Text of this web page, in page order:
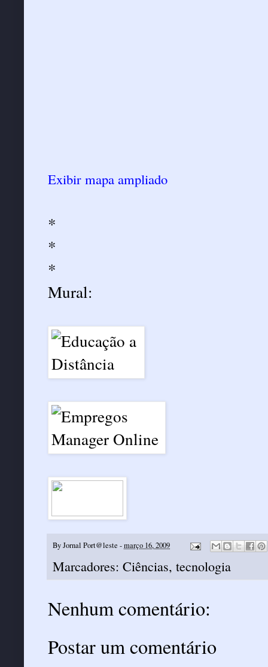
Exibir mapa ampliado
*
*
*
Mural:
ByJornal Port@leste -março 16, 2009
Marcadores: Ciências, tecnologia
Nenhum comentário:
Postar um comentário